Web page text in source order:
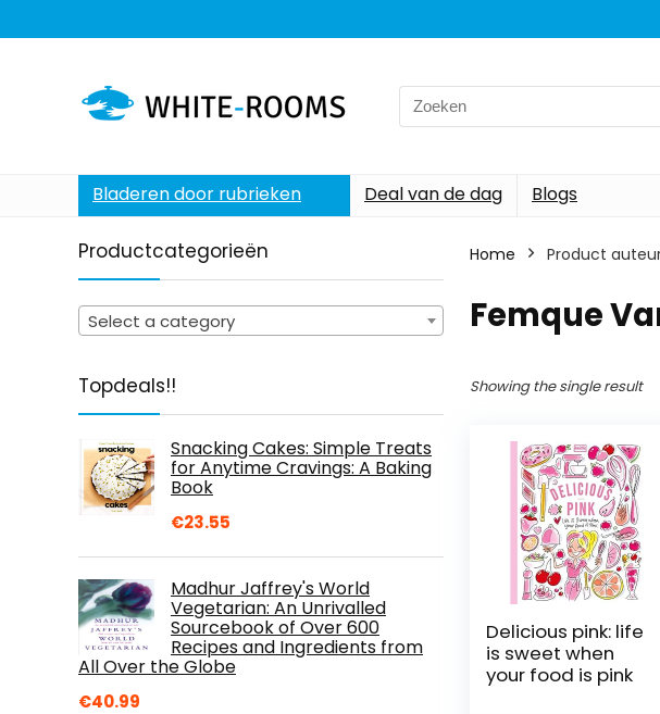
Search
for:
Bladeren door rubrieken Deal van de dag Blogs
Productcategorieën
Select a category
Topdeals!!
Snacking Cakes: Simple Treats
for Anytime Cravings: A Baking
Book
€23.55
Madhur Jaffrey's World
Vegetarian: An Unrivalled
Sourcebook of Over 600
Recipes and Ingredients from
All Over the Globe
€40.99
Home Product
Femque
Showing the single result
Delicious pink: life
is sweet when
your food is pink